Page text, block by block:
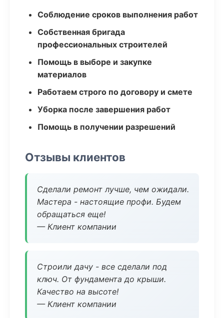
Соблюдение сроков выполнения работ
Собственная бригада
профессиональных строителей
Помощь в выборе и закупке
материалов
Работаем строго по договору и смете
Уборка после завершения работ
Помощь в получении разрешений
Отзывы клиентов
Сделали ремонт лучше, чем ожидали.
Мастера - настоящие профи. Будем
обращаться еще!
— Клиент компании
Строили дачу - все сделали под
ключ. От фундамента до крыши.
Качество на высоте!
— Клиент компании